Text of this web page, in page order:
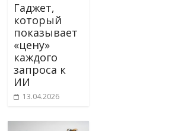
Гаджет,
который
показывает
«цену»
каждого
запроса к
ИИ
13.04.2026